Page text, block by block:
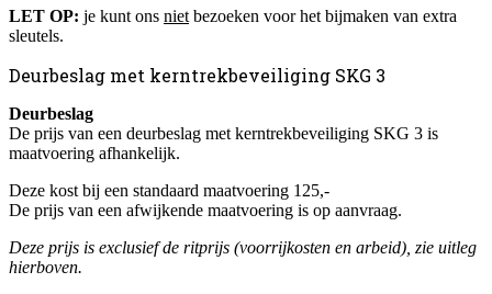
LET OP: je kunt ons niet bezoeken voor het bijmaken van extra
sleutels.
Deurbeslag met kerntrekbeveiliging SKG 3
Deurbeslag
De prijs van een deurbeslag met kerntrekbeveiliging SKG 3 is
maatvoering afhankelijk.
Deze kost bij een standaard maatvoering 125,-
De prijs van een afwijkende maatvoering is op aanvraag.
Deze prijs is exclusief de ritprijs (voorrijkosten en arbeid), zie uitleg
hierboven.